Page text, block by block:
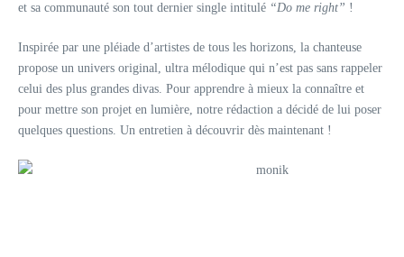
et sa communauté son tout dernier single intitulé “Do me right” !
Inspirée par une pléiade d’artistes de tous les horizons, la chanteuse
propose un univers original, ultra mélodique qui n’est pas sans rappeler
celui des plus grandes divas. Pour apprendre à mieux la connaître et
pour mettre son projet en lumière, notre rédaction a décidé de lui poser
quelques questions. Un entretien à découvrir dès maintenant !